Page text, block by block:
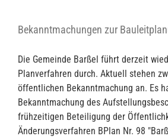
Bekanntmachungen zur
Die Gemeinde Barßel führt derzeit
Planverfahren durch. Aktuell stehen
öffentlichen Bekanntmachung an. Es
Bekanntmachung des
frühzeitigen Beteiligung der
Änderungsverfahren BPlan Nr. 98